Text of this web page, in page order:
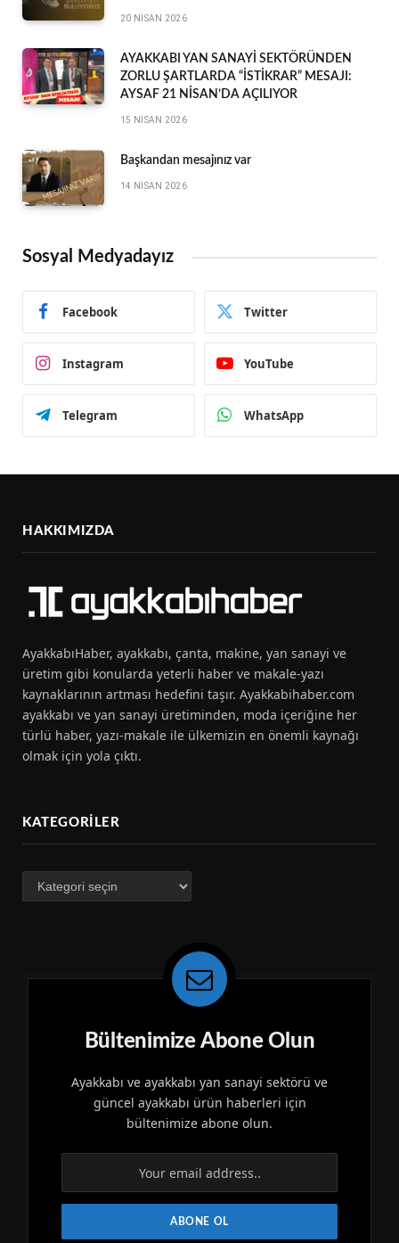
20 NISAN 2026
AYAKKABI YAN SANAYİ SEKTÖRÜNDEN
ZORLU ŞARTLARDA “İSTİKRAR” MESAJI:
AYSAF 21 NİSAN’DA AÇILIYOR
15 NISAN 2026
Başkandan mesajınız var
14 NISAN 2026
Sosyal Medyadayız
Facebook Twitter
Instagram YouTube
Telegram WhatsApp
HAKKIMIZDA
AyakkabıHaber, ayakkabı, çanta, makine, yan sanayi ve
üretim gibi konularda yeterli haber ve makale-yazı
kaynaklarının artması hedefini taşır. Ayakkabihaber.com
ayakkabı ve yan sanayi üretiminden, moda içeriğine her
türlü haber, yazı-makale ile ülkemizin en önemli kaynağı
olmak için yola çıktı.
KATEGORILER
Kategoriler
Bültenimize Abone Olun
Ayakkabı ve ayakkabı yan sanayi sektörü ve
güncel ayakkabı ürün haberleri için
bültenimize abone olun.